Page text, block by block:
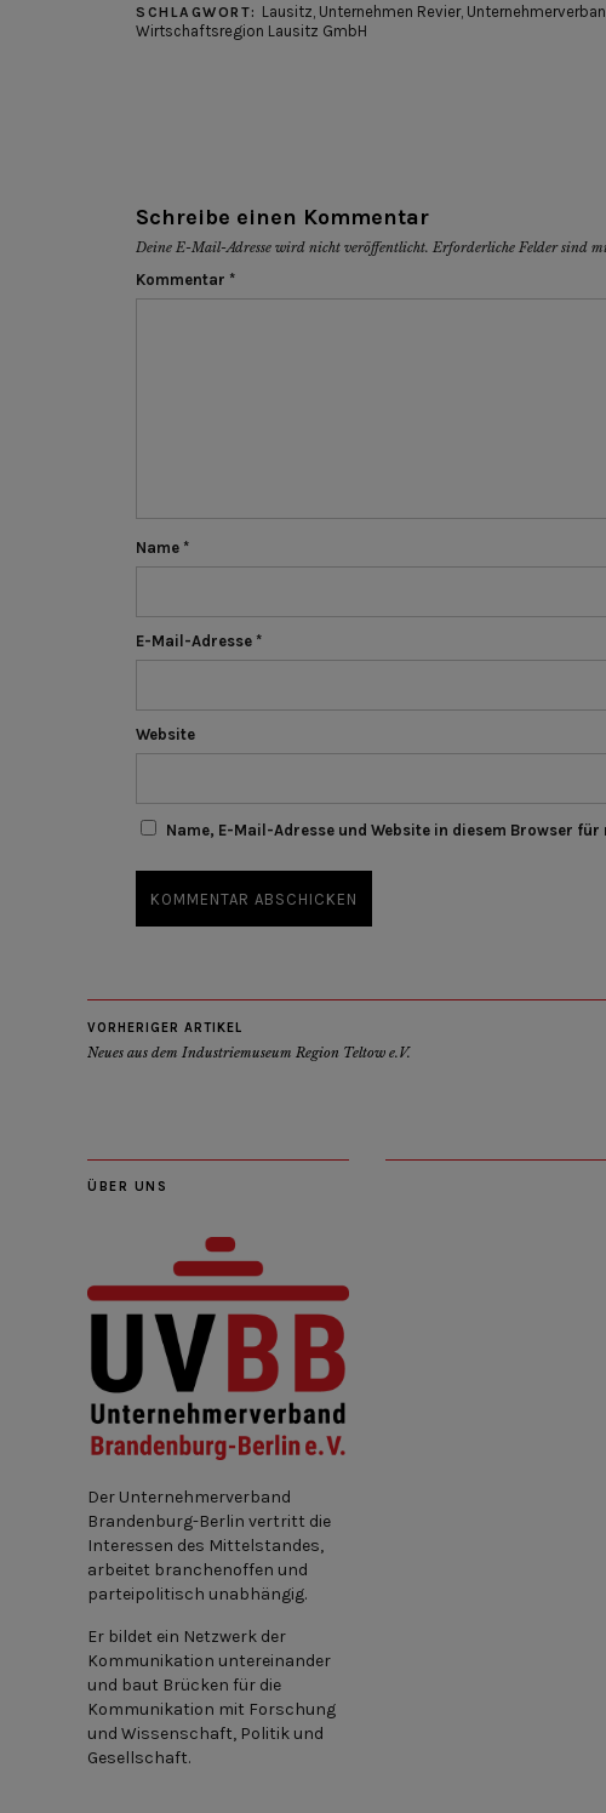
SCHLAGWORT: Lausitz Unternehmen Revier,
Wirtschaftsregion Lausitz GmbH
Schreibe einen Kommentar
Deine E-Mail-Adresse wird nicht veröffentlicht. Erforderliche Felder sind
Kommentar *
Name *
E-Mail-Adresse *
Website
Name, E-Mail-Adresse und Website in diesem Browser
VORHERIGER ARTIKEL
Neues aus dem Industriemuseum Region Teltow e.V.
ÜBER UNS
Der Unternehmerverband
Brandenburg-Berlin vertritt die
Interessen des Mittelstandes,
arbeitet branchenoffen und
parteipolitisch unabhängig.
Er bildet ein Netzwerk der
Kommunikation untereinander
und baut Brücken für die
Kommunikation mit Forschung
und Wissenschaft, Politik und
Gesellschaft.